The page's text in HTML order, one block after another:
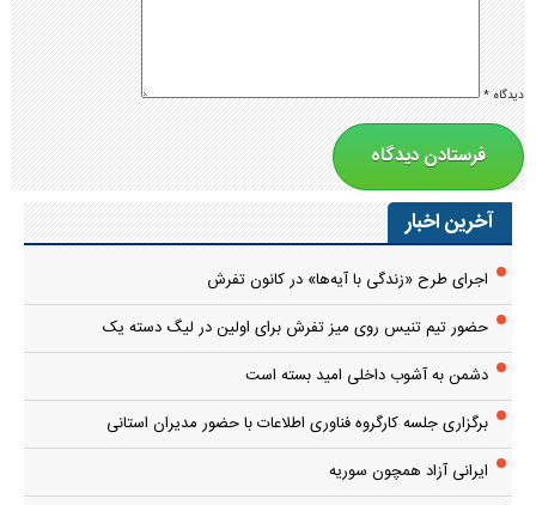
دیدگاه*
آخرین اخبار
اجرای طرح «زندگی با آیه‌ها» در کانون تفرش
حضور تیم تنیس روی میز تفرش برای اولین در لیگ دسته یک
دشمن به آشوب داخلی امید بسته است
برگزاری جلسه کارگروه فناوری اطلاعات با حضور مدیران استانی
ایرانی آزاد همچون سوریه